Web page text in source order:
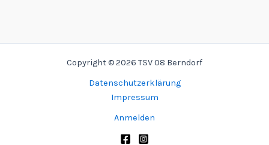
Copyright © 2026 TSV 08 Berndorf
Datenschutzerklärung
Impressum
Anmelden